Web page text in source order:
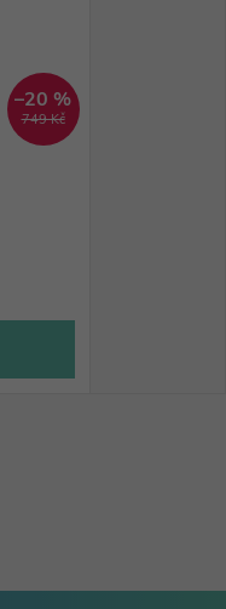
749 Kč
–20 %